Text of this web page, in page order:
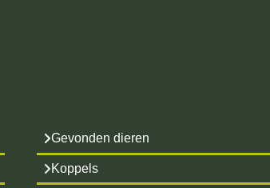
Gevonden dieren
Koppels